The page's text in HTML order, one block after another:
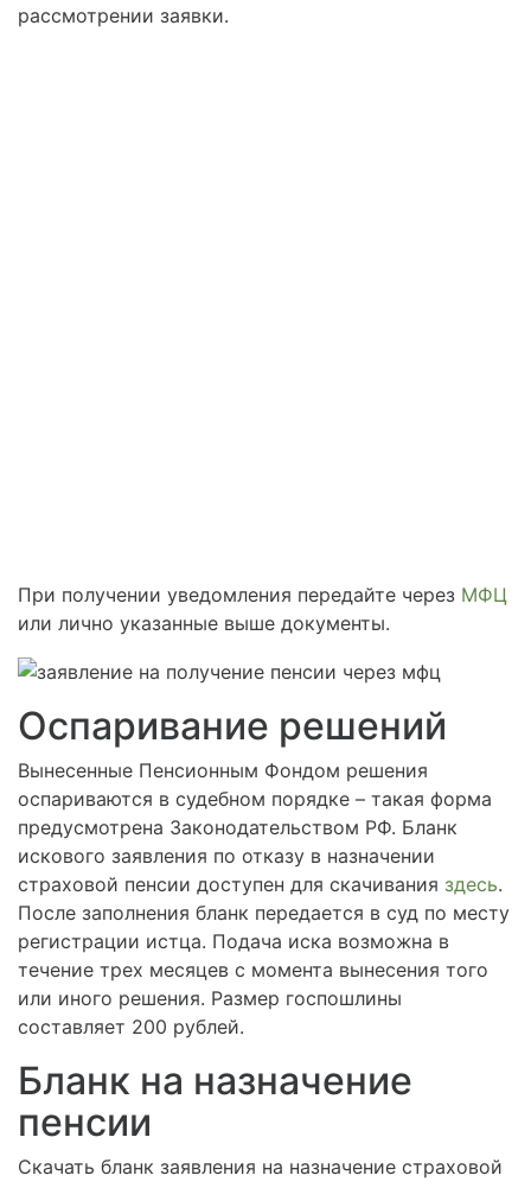
рассмотрении заявки.
При получении уведомления передайте через МФЦ
или лично указанные выше документы.
Оспаривание решений
Вынесенные Пенсионным Фондом решения
оспариваются в судебном порядке – такая форма
предусмотрена Законодательством РФ. Бланк
искового заявления по отказу в назначении
страховой пенсии доступен для скачивания здесь.
После заполнения бланк передается в суд по месту
регистрации истца. Подача иска возможна в
течение трех месяцев с момента вынесения того
или иного решения. Размер госпошлины
составляет 200 рублей.
Бланк на назначение
пенсии
Скачать бланк заявления на назначение страховой